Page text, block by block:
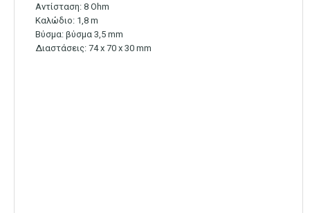
Αντίσταση: 8 Ohm
Καλώδιο: 1,8 m
Βύσμα: βύσμα 3,5 mm
Διαστάσεις: 74 x 70 x 30 mm